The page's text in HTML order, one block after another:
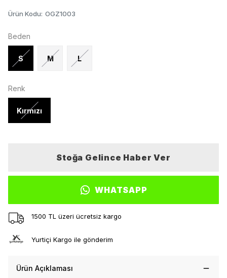
Ürün Kodu: OGZ1003
Beden
S M L
Renk
Kırmızı
Stoğa Gelince Haber Ver
WHATSAPP
1500 TL üzeri ücretsiz kargo
Yurtiçi Kargo ile gönderim
Ürün Açıklaması